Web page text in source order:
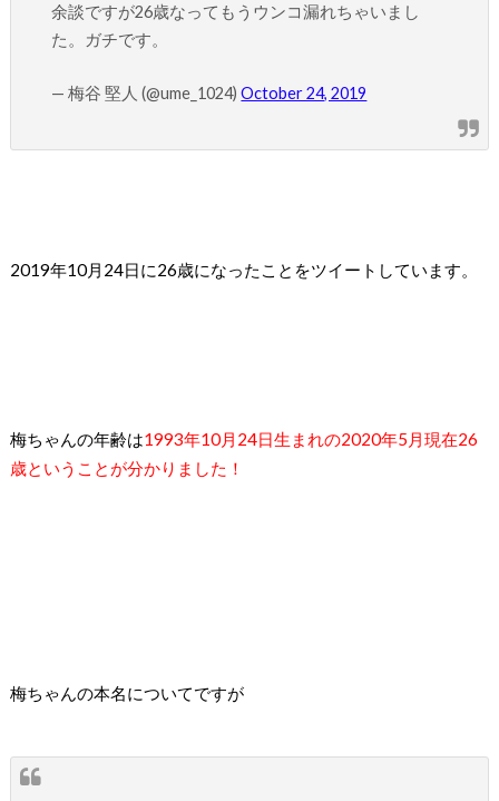
余談ですが26歳なってもうウンコ漏れちゃいまし
た。ガチです。
— 梅谷 堅人 (@ume_1024)October 24, 2019
2019年10月 24日に26歳になったことをツイートしています。
梅ちゃんの年齢は1993年10月 24日生まれの2020年5 月現在26
歳ということが分かりました！
梅ちゃんの本名についてですが